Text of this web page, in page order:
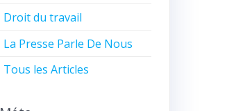
Droit du travail
La Presse Parle De Nous
Tous les Articles